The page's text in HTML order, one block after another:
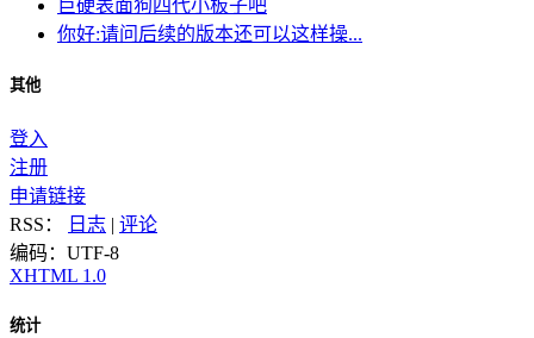
巨硬表面狗四代小板子吧
你好:请问后续的版本还可以这样操...
其他
登入
注册
申请链接
RSS：
日志 | 评论
编码：UTF-8
XHTML 1.0
统计